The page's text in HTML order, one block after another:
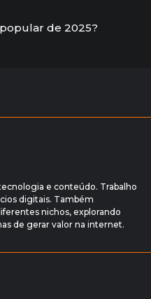
de 2025?
e conteúdo. Trabalho
digitais. Também
nichos, explorando
de gerar valor na internet.